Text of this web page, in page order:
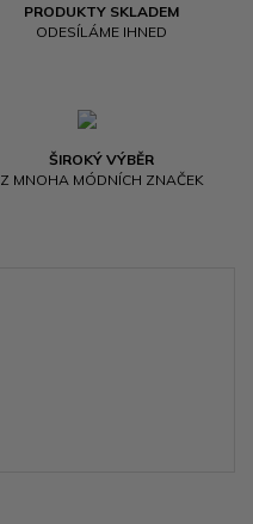
PRODUKTY SKLADEM
ODESÍLÁME IHNED
ŠIROKÝ VÝBĚR
Z MNOHA MÓDNÍCH ZNAČEK